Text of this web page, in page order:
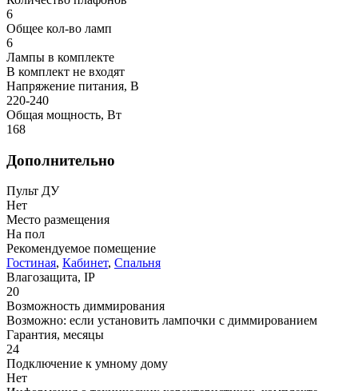
6
Общее кол-во ламп
6
Лампы в комплекте
В комплект не входят
Напряжение питания, В
220-240
Общая мощность, Вт
168
Дополнительно
Пульт ДУ
Нет
Место размещения
На пол
Рекомендуемое помещение
Гостиная, Кабинет, Спальня
Влагозащита, IP
20
Возможность диммирования
Возможно: если установить лампочки с диммированием
Гарантия, месяцы
24
Подключение к умному дому
Нет